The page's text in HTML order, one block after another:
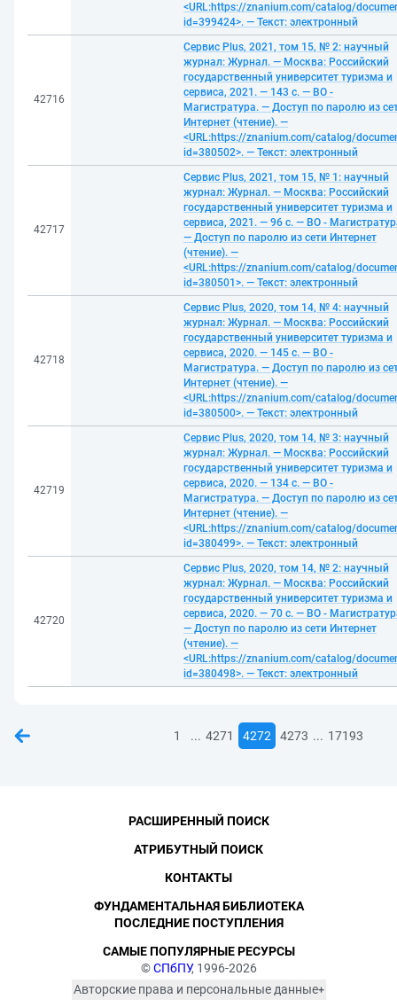
<URL:https://znanium.com/catalog/
id=399424>. — Текст: электронный
42716
Сервис Plus, 2021, том 15, № 2: научный
журнал: Журнал. — Москва: Российский
государственный университет туризма и
сервиса, 2021. — 143 с. — ВО -
Магистратура. — Доступ по паролю из
Интернет (чтение). —
<URL:https://znanium.com/catalog/
id=380502>. — Текст: электронный
42717
Сервис Plus, 2021, том 15, № 1: научный
журнал: Журнал. — Москва: Российский
государственный университет туризма и
сервиса, 2021. — 96 с. — ВО -
— Доступ по паролю из сети Интернет
(чтение). —
<URL:https://znanium.com/catalog/
id=380501>. — Текст: электронный
42718
Сервис Plus, 2020, том 14, № 4: научный
журнал: Журнал. — Москва: Российский
государственный университет туризма и
сервиса, 2020. — 145 с. — ВО -
Магистратура. — Доступ по паролю из
Интернет (чтение). —
<URL:https://znanium.com/catalog/
id=380500>. — Текст: электронный
42719
Сервис Plus, 2020, том 14, № 3: научный
журнал: Журнал. — Москва: Российский
государственный университет туризма и
сервиса, 2020. — 134 с. — ВО -
Магистратура. — Доступ по паролю из
Интернет (чтение). —
<URL:https://znanium.com/catalog/
id=380499>. — Текст: электронный
42720
Сервис Plus, 2020, том 14, № 2: научный
журнал: Журнал. — Москва: Российский
государственный университет туризма и
сервиса, 2020. — 70 с. — ВО -
— Доступ по паролю из сети Интернет
(чтение). —
<URL:https://znanium.com/catalog/
id=380498>. — Текст: электронный
1 ... 4271 4272 4273 ... 17193
©СПбПУ, 1996-2026
Авторские права и персональные данные
РАСШИРЕННЫЙ ПОИСК
АТРИБУТНЫЙ ПОИСК
КОНТАКТЫ
ФУНДАМЕНТАЛЬНАЯ БИБЛИОТЕКА
ПОСЛЕДНИЕ ПОСТУПЛЕНИЯ
САМЫЕ ПОПУЛЯРНЫЕ РЕСУРСЫ